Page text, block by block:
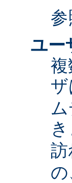
参
ユー
ザ
訪
の